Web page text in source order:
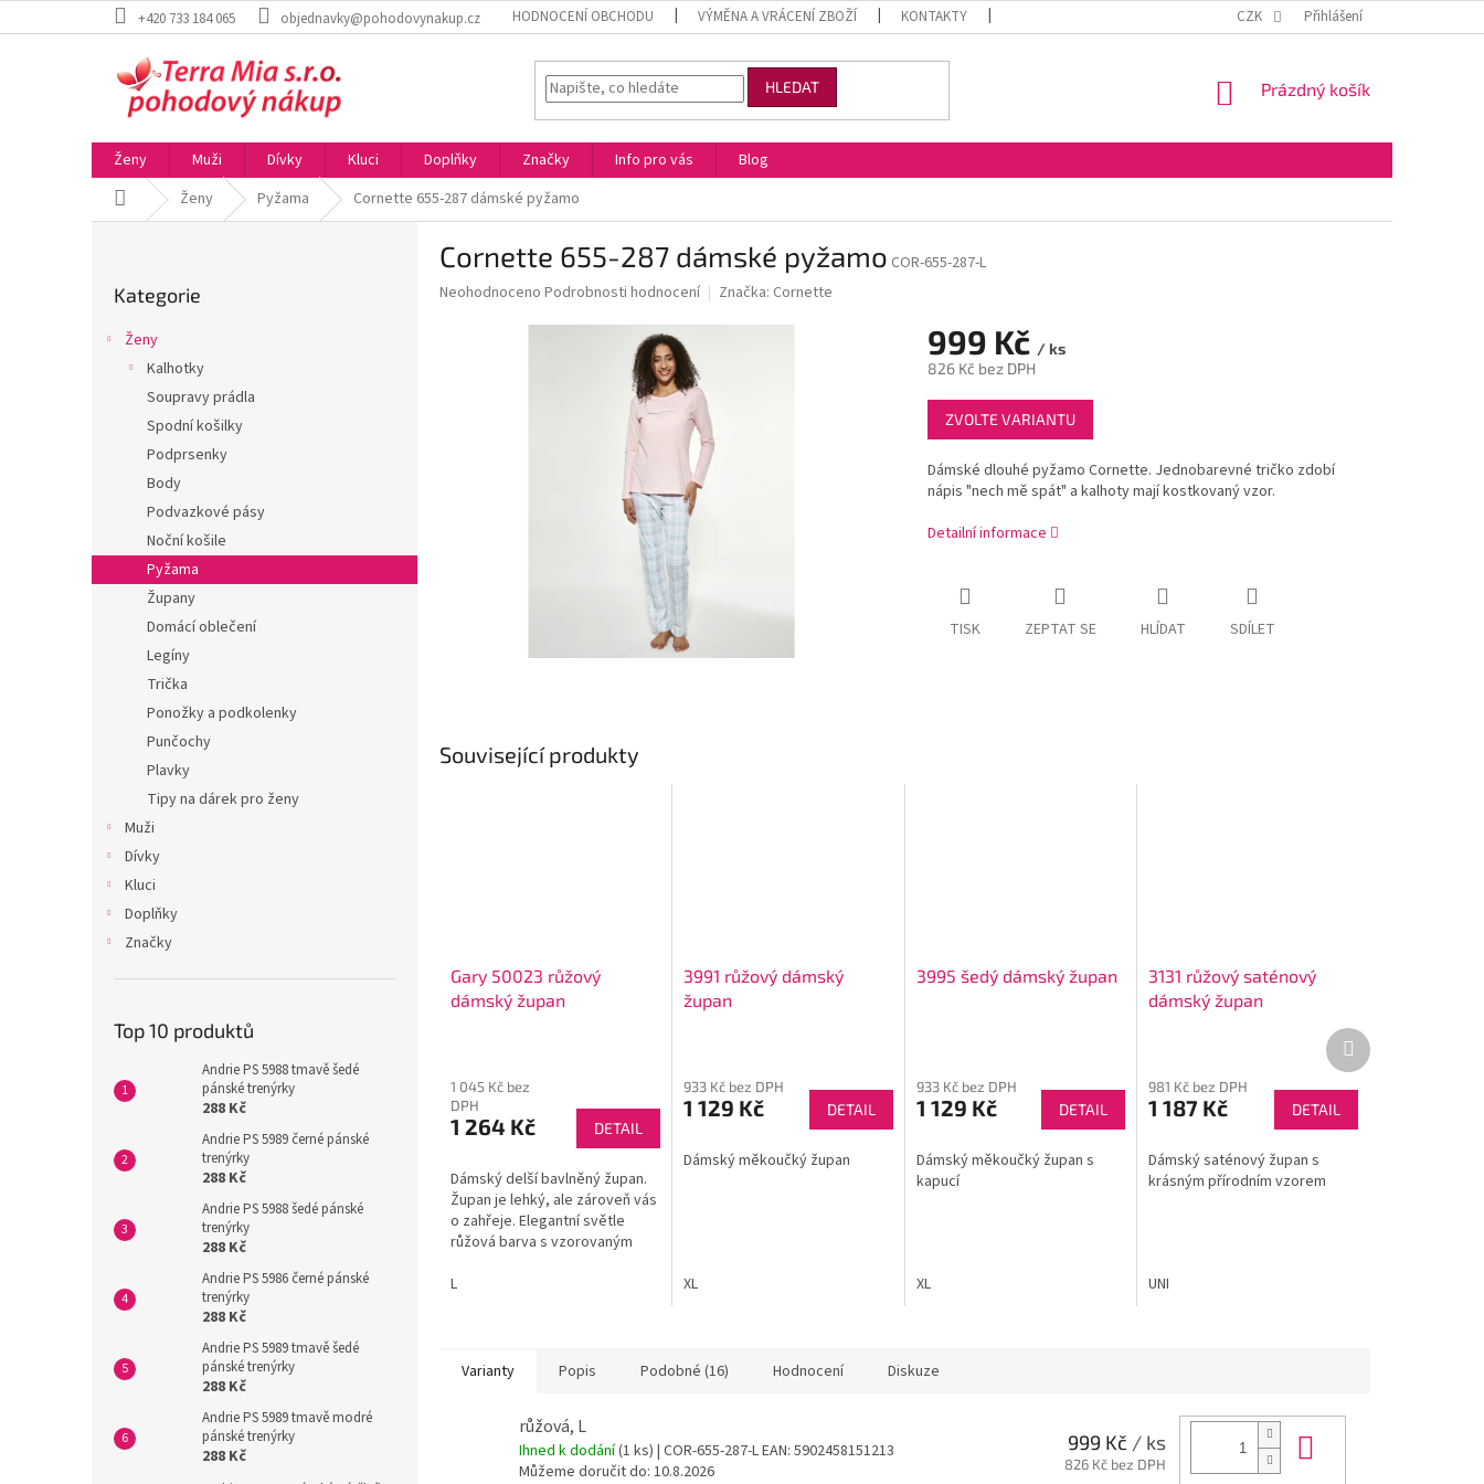
na
+420 733 184 065 objednavky@pohodovynakup.cz HODNOCENÍ OBCHODU VÝMĚNA A VRÁCENÍ ZBOŽÍ KONTAKTY OBCHODNÍ PODMÍNKY VELKOOBCHOD
CZK Přihlášení
HLEDAT
NÁKUPNÍ
Prázdný košík
Ženy Muži Dívky Kluci Doplňky Značky Info pro vás
Blog
Domů Ženy Pyžama Cornette 655-287 dámské pyžamo
l
kategorie
Kategorie
Ženy
Kalhotky
Soupravy prádla
Spodní košilky
Podprsenky
Body
Podvazkové pásy
Noční košile
Pyžama
Župany
Domácí oblečení
Legíny
Trička
Ponožky a podkolenky
Punčochy
Plavky
Tipy na dárek pro ženy
Muži
Dívky
Kluci
Doplňky
Značky
Top 10 produktů
Andrie PS 5988 tmavě šedé
pánské trenýrky
288 Kč
Andrie PS 5989 černé pánské
trenýrky
288 Kč
Andrie PS 5988 šedé pánské
trenýrky
288 Kč
Andrie PS 5986 černé pánské
trenýrky
288 Kč
Andrie PS 5989 tmavě šedé
pánské trenýrky
288 Kč
Andrie PS 5989 tmavě modré
pánské trenýrky
288 Kč
Cornette 655-287 dámské pyžamo COR-655-287-L
Průměrné
Neohodnoceno Podrobnosti hodnocení Značka: Cornette
999 Kč / ks
826 Kč bez DPH
Měrná
cena:
ZVOLTE VARIANTU
Dámské dlouhé pyžamo Cornette. Jednobarevné tričko zdobí
nápis "nech mě spát" a kalhoty mají kostkovaný vzor.
Detailní informace
TISK ZEPTAT SE HLÍDAT SDÍLET
Související produkty
Gary 50023 růžový
dámský župan
1 045 Kč bez
DPH
1 264 Kč DETAIL
Dámský delší bavlněný župan.
Župan je lehký, ale zároveň vás
o zahřeje. Elegantní světle
růžová barva s vzorovaným
rukávech a páskem.
L
3991 růžový dámský
župan
933 Kč bez DPH
1 129 Kč DETAIL
Dámský měkoučký župan
XL
3995 šedý dámský župan
933 Kč bez DPH
1 129 Kč DETAIL
Dámský měkoučký župan s
kapucí
XL
3131 růžový saténový
dámský župan
981 Kč bez DPH
1 187 Kč DETAIL
Dámský saténový župan s
krásným přírodním vzorem
UNI
Další
produkt
Varianty Popis Podobné (16) Hodnocení Diskuze
růžová, L
Ihned k dodání(1 ks) | COR-655-287-LEAN: 5902458151213
Můžeme doručit do: 10.8.2026
999 Kč / ks
826 Kč bez DPH